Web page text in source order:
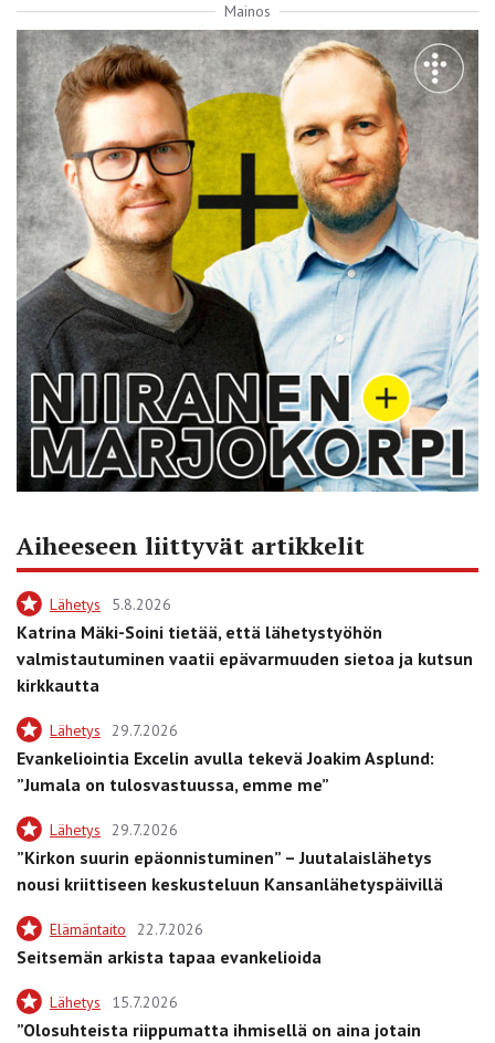
Mainos
Aiheeseen liittyvät artikkelit
Lähetys 5.8.2026
Katrina Mäki-Soini tietää, että lähetystyöhön
valmistautuminen vaatii epävarmuuden sietoa ja kutsun
kirkkautta
Lähetys 29.7.2026
Evankeliointia Excelin avulla tekevä Joakim Asplund:
”Jumala on tulosvastuussa, emme me”
Lähetys 29.7.2026
”Kirkon suurin epäonnistuminen” – Juutalaislähetys
nousi kriittiseen keskusteluun Kansanlähetyspäivillä
Elämäntaito 22.7.2026
Seitsemän arkista tapaa evankelioida
Lähetys 15.7.2026
”Olosuhteista riippumatta ihmisellä on aina jotain